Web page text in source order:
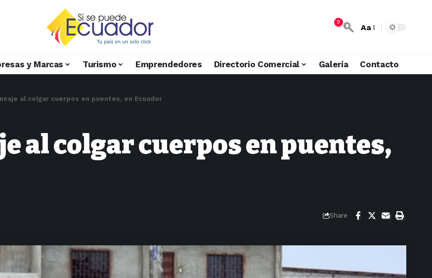
9
Aa
y Marcas Turismo Emprendedores Directorio Comercial Galería Contacto
al colgar cuerpos en puentes, en Ecuador
al colgar cuerpos en puentes,
Share